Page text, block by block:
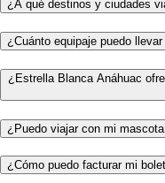
¿A qué destinos y ciudades
¿Cuánto equipaje puedo
¿Estrella Blanca Anáhuac
¿Puedo viajar con mi
¿Cómo puedo facturar mi